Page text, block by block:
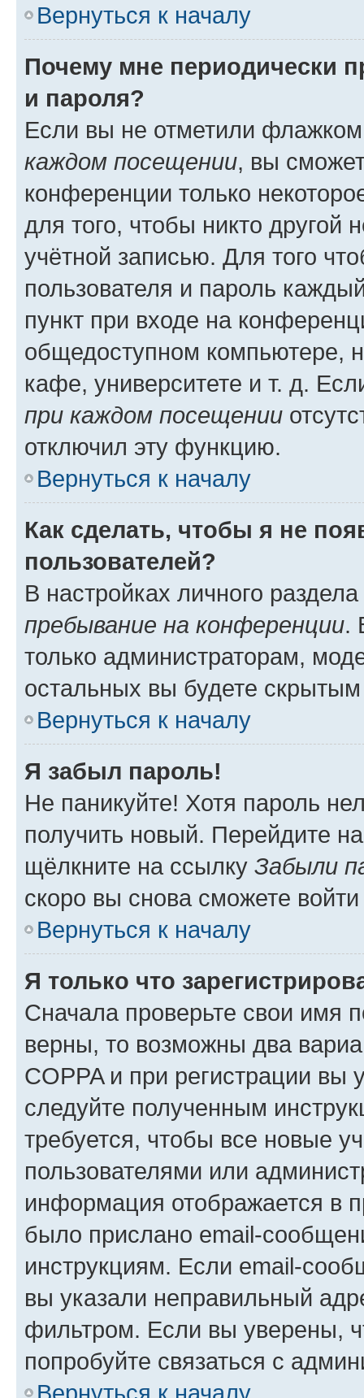
Вернуться к началу
Почему мне периодически
и пароля?
Если вы не отметили
каждом посещении, вы
конференции только
для того, чтобы никто другой
учётной записью. Для того
пользователя и пароль
пункт при входе на
общедоступном компьютере,
кафе, университете и т. д.
при каждом посещении
отключил эту функцию.
Вернуться к началу
Как сделать, чтобы я не
пользователей?
В настройках личного
пребывание на конференции.
только администраторам,
остальных вы будете
Вернуться к началу
Я забыл пароль!
Не паникуйте! Хотя пароль
получить новый. Перейдите
щёлкните на ссылку Забыли
скоро вы снова сможете
Вернуться к началу
Я только что
Сначала проверьте свои имя
верны, то возможны два
COPPA и при регистрации вы
следуйте полученным
требуется, чтобы все новые
пользователями или
информация отображается в
было прислано email-
инструкциям. Если email-
вы указали неправильный
фильтром. Если вы уверены,
попробуйте связаться с
Вернуться к началу